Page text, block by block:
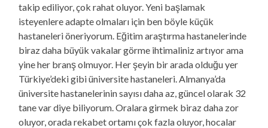
takip ediliyor, çok rahat oluyor. Yeni başlamak
isteyenlere adapte olmaları için ben böyle küçük
hastaneleri öneriyorum. Eğitim araştırma hastanelerinde
biraz daha büyük vakalar görme ihtimaliniz artıyor ama
yine her branş olmuyor. Her şeyin bir arada olduğu yer
Türkiye’deki gibi üniversite hastaneleri. Almanya’da
üniversite hastanelerinin sayısı daha az, güncel olarak 32
tane var diye biliyorum. Oralara girmek biraz daha zor
oluyor, orada rekabet ortamı çok fazla oluyor, hocalar